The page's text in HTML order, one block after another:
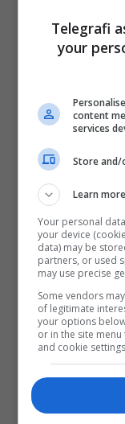
Sefer Isufi
Shba
Telegrafi
your
content
services
Store and/
Learn more
Your personal
your device
data) may be
partners, or used
may use precise
Some vendors
of legitimate
your options
or in the site
and cookie